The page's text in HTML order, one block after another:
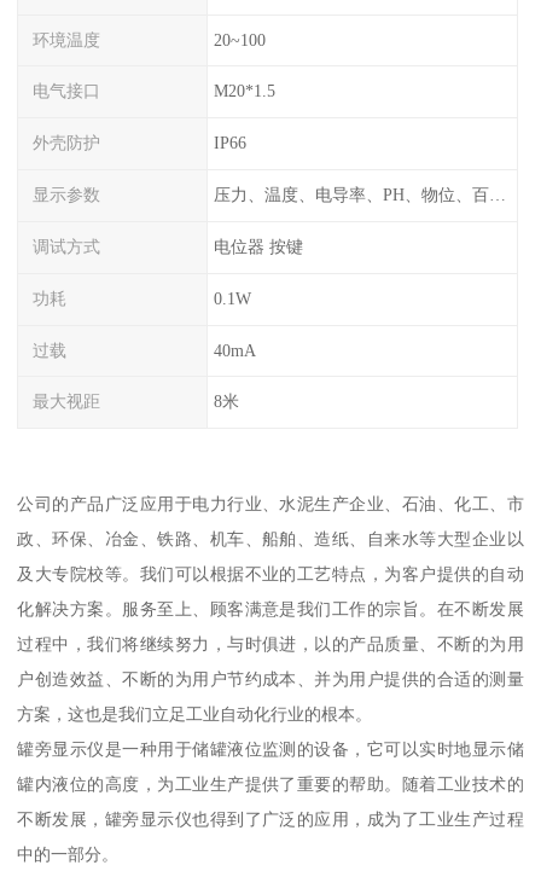
环境温度 20~100
电气接口 M20*1.5
外壳防护 IP66
显示参数 压力、温度、电导率、PH、物位、百分比率
调试方式 电位器 按键
功耗 0.1W
过载 40mA
最大视距 8米
公司的产品广泛应用于电力行业、水泥生产企业、石油、化工、市
政、环保、冶金、铁路、机车、船舶、造纸、自来水等大型企业以
及大专院校等。我们可以根据不业的工艺特点，为客户提供的自动
化解决方案。服务至上、顾客满意是我们工作的宗旨。在不断发展
过程中，我们将继续努力，与时俱进，以的产品质量、不断的为用
户创造效益、不断的为用户节约成本、并为用户提供的合适的测量
方案，这也是我们立足工业自动化行业的根本。
罐旁显示仪是一种用于储罐液位监测的设备，它可以实时地显示储
罐内液位的高度，为工业生产提供了重要的帮助。随着工业技术的
不断发展，罐旁显示仪也得到了广泛的应用，成为了工业生产过程
中的一部分。